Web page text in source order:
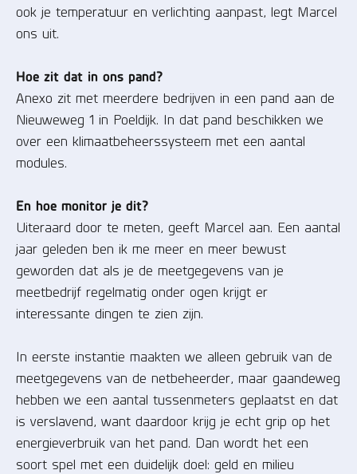
ook je temperatuur en verlichting aanpast, legt Marcel
ons uit.
Hoe zit dat in ons pand?
Anexo zit met meerdere bedrijven in een pand aan de
Nieuweweg 1 in Poeldijk. In dat pand beschikken we
over een klimaatbeheerssysteem met een aantal
modules.
En hoe monitor je dit?
Uiteraard door te meten, geeft Marcel aan. Een aantal
jaar geleden ben ik me meer en meer bewust
geworden dat als je de meetgegevens van je
meetbedrijf regelmatig onder ogen krijgt er
interessante dingen te zien zijn.
In eerste instantie maakten we alleen gebruik van de
meetgegevens van de netbeheerder, maar gaandeweg
hebben we een aantal tussenmeters geplaatst en dat
is verslavend, want daardoor krijg je echt grip op het
energieverbruik van het pand. Dan wordt het een
soort spel met een duidelijk doel: geld en milieu